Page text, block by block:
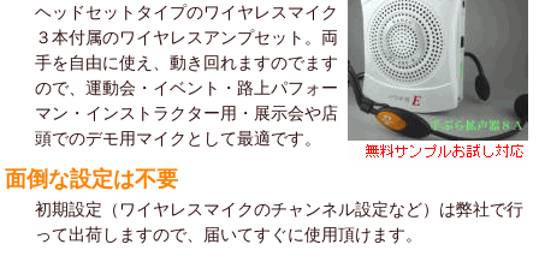
ヘッドセットタイプのワイヤレスマイク
３本付属のワイヤレスアンプセット。両
手を自由に使え、動き回れますのでます
ので、運動会・イベント・路上パフォー
マン・インストラクター用・展示会や店
頭でのデモ用マイクとして最適です。
面倒な設定は不要
初期設定（ワイヤレスマイクのチャンネル設定など）は弊社で行
って出荷しますので、届いてすぐに使用頂けます。